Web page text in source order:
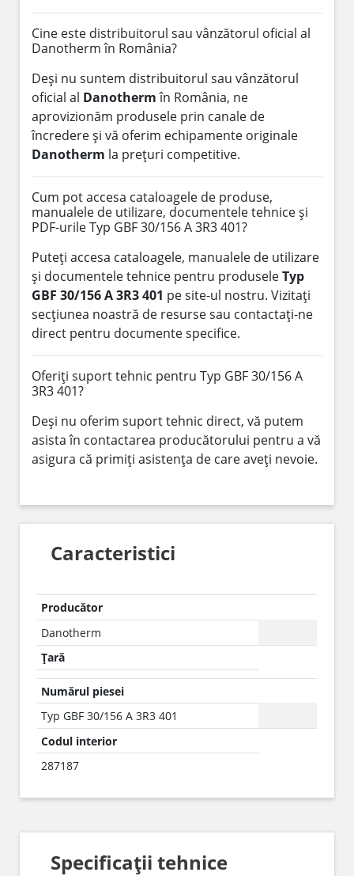
Cine este distribuitorul sau vânzătorul oficial al
Danotherm în România?
Deși nu suntem distribuitorul sau vânzătorul
oficial al Danothermîn România, ne
aprovizionăm produsele prin canale de
încredere și vă oferim echipamente originale
Danotherm la prețuri competitive.
Cum pot accesa cataloagele de produse,
manualele de utilizare, documentele tehnice și
PDF-urile Typ GBF 30/156 A 3R3 401?
Puteți accesa cataloagele, manualele de utilizare
și documentele tehnice pentru produseleTyp
GBF 30/156 A 3R3 401 pe site-ul nostru. Vizitați
secțiunea noastră de resurse sau contactați-ne
direct pentru documente specifice.
Oferiți suport tehnic pentru Typ GBF 30/156 A
3R3 401?
Deși nu oferim suport tehnic direct, vă putem
asista în contactarea producătorului pentru a vă
asigura că primiți asistența de care aveți nevoie.
Caracteristici
Producător
Danotherm
Țară
Numărul piesei
Typ GBF 30/156 A 3R3 401
Codul interior
287187
Specificații tehnice